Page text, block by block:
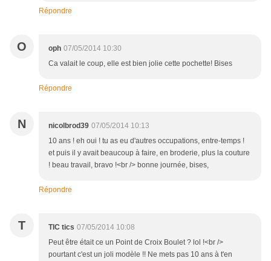
Répondre
O oph 07/05/2014 10:30
Ca valait le coup, elle est bien jolie cette pochette! Bises
Répondre
N nicolbrod39 07/05/2014 10:13
10 ans ! eh oui ! tu as eu d'autres occupations, entre-temps !
et puis il y avait beaucoup à faire, en broderie, plus la couture
! beau travail, bravo !<br /> bonne journée, bises,
Répondre
T TIC tics 07/05/2014 10:08
Peut être était ce un Point de Croix Boulet ? lol !<br />
pourtant c'est un joli modèle !! Ne mets pas 10 ans à t'en